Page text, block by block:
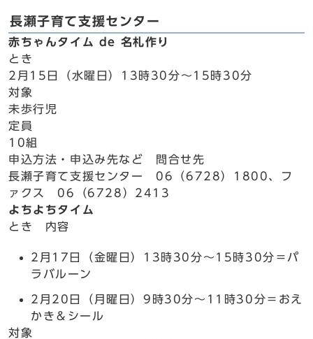
長瀬子育て支援センター
赤ちゃんタイム de 名札作り
とき
2月15日（水曜日）13時30分～15時30分
対象
未歩行児
定員
10組
申込方法・申込み先など 問合せ先
長瀬子育て支援センター 06（6728）1800、フ
ァクス 06（6728）2413
よちよちタイム
とき 内容
2月17日（金曜日）13時30分～15時30分＝パ
ラバルーン
2月20日（月曜日）9時30分～11時30分＝おえ
かき＆シール
対象